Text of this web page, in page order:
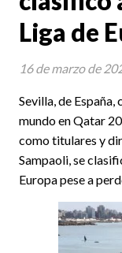
Liga de
Sevilla, de
mundo en Qatar
como titulares y
Sampaoli, se
Europa pese a
16 de marzo de